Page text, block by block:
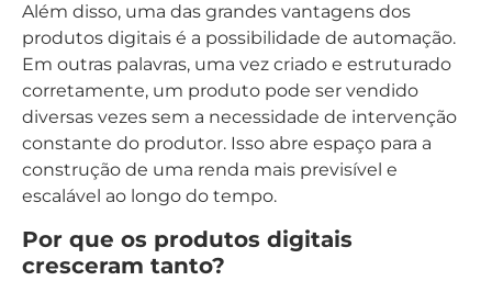
Além disso, uma das grandes vantagens dos
produtos digitais é a possibilidade de automação.
Em outras palavras, uma vez criado e estruturado
corretamente, um produto pode ser vendido
diversas vezes sem a necessidade de intervenção
constante do produtor. Isso abre espaço para a
construção de uma renda mais previsível e
escalável ao longo do tempo.
Por que os produtos digitais
cresceram tanto?